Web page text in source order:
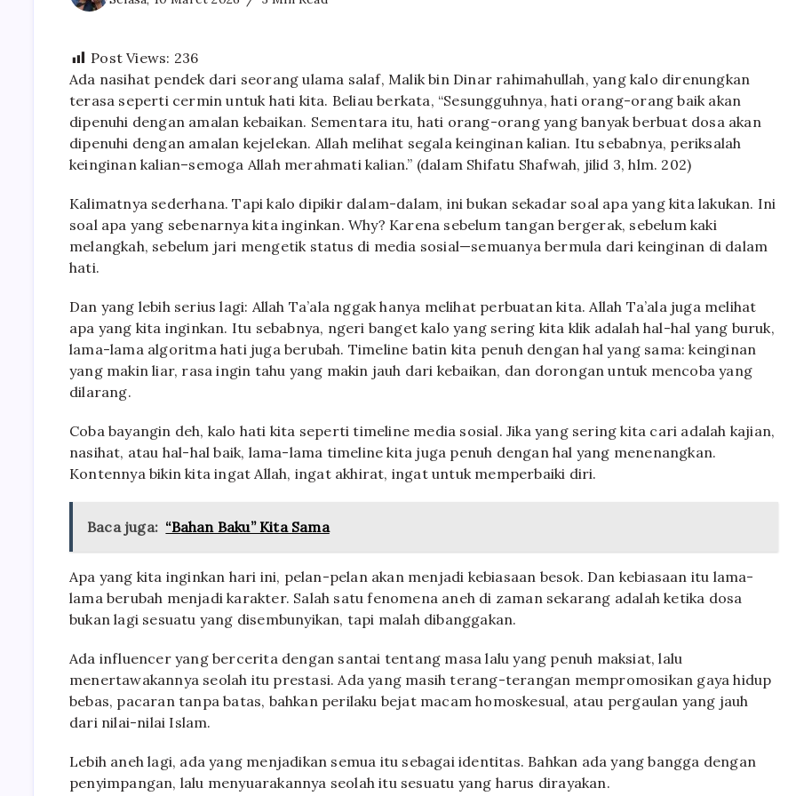
Post Views: 236
Ada nasihat pendek dari seorang ulama salaf, Malik bin Dinar rahimahullah, yang kalo direnungkan
terasa seperti cermin untuk hati kita. Beliau berkata, “Sesungguhnya, hati orang-orang baik akan
dipenuhi dengan amalan kebaikan. Sementara itu, hati orang-orang yang banyak berbuat dosa akan
dipenuhi dengan amalan kejelekan. Allah melihat segala keinginan kalian. Itu sebabnya, periksalah
keinginan kalian–semoga Allah merahmati kalian.” (dalam Shifatu Shafwah, jilid 3, hlm. 202)
Kalimatnya sederhana. Tapi kalo dipikir dalam-dalam, ini bukan sekadar soal apa yang kita lakukan. Ini
soal apa yang sebenarnya kita inginkan. Why? Karena sebelum tangan bergerak, sebelum kaki
melangkah, sebelum jari mengetik status di media sosial—semuanya bermula dari keinginan di dalam
hati.
Dan yang lebih serius lagi: Allah Ta’ala nggak hanya melihat perbuatan kita. Allah Ta’ala juga melihat
apa yang kita inginkan. Itu sebabnya, ngeri banget kalo yang sering kita klik adalah hal-hal yang buruk,
lama-lama algoritma hati juga berubah. Timeline batin kita penuh dengan hal yang sama: keinginan
yang makin liar, rasa ingin tahu yang makin jauh dari kebaikan, dan dorongan untuk mencoba yang
dilarang.
Coba bayangin deh, kalo hati kita seperti timeline media sosial. Jika yang sering kita cari adalah kajian,
nasihat, atau hal-hal baik, lama-lama timeline kita juga penuh dengan hal yang menenangkan.
Kontennya bikin kita ingat Allah, ingat akhirat, ingat untuk memperbaiki diri.
Baca juga: “Bahan Baku” Kita Sama
Apa yang kita inginkan hari ini, pelan-pelan akan menjadi kebiasaan besok. Dan kebiasaan itu lama-
lama berubah menjadi karakter. Salah satu fenomena aneh di zaman sekarang adalah ketika dosa
bukan lagi sesuatu yang disembunyikan, tapi malah dibanggakan.
Ada influencer yang bercerita dengan santai tentang masa lalu yang penuh maksiat, lalu
menertawakannya seolah itu prestasi. Ada yang masih terang-terangan mempromosikan gaya hidup
bebas, pacaran tanpa batas, bahkan perilaku bejat macam homoskesual, atau pergaulan yang jauh
dari nilai-nilai Islam.
Lebih aneh lagi, ada yang menjadikan semua itu sebagai identitas. Bahkan ada yang bangga dengan
penyimpangan, lalu menyuarakannya seolah itu sesuatu yang harus dirayakan.